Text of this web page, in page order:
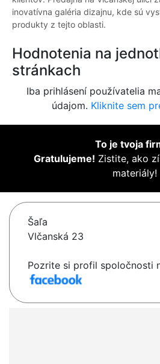
inovatívna galéria dizajnu, kde sú
produkty z tejto oblasti.
Hodnotenia na
stránkach
Iba prihlásení používatelia
údajom. Kliknite sem
To je tvoja
Gratulujeme! Zistite, ako
materiály!
Šaľa
Vlčanská 23
Pozrite si profil spoločnosti